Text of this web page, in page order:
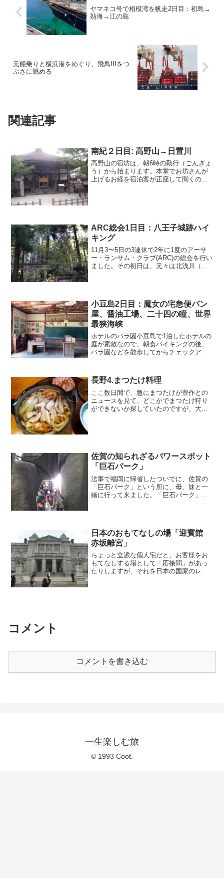
ヤマネコ号で相模湾を帆走2日目：初島→
熱海→江の島
元船乗りと横浜港をめぐり、飛鳥IIIをつ
ぶさに眺める
関連記事
南紀２日目: 高野山→日置川
高野山の宿坊は、朝6時の勤行（ごんぎょ
う）から始まります。本堂でお坊さんが
上げるお経を宿泊客が正座して聞くので
ARC総会1日目：八王子城跡ハイ
キング
11月3〜5日の3連休で2年に1度のアーサ
ー・ランサム・クラブ(ARC)の総会を行い
ました。その初日は、元々は北浅川（多
小豆島2日目：魔女の宅急便パン
屋、醤油工場、二十四の瞳、世界
最狭海峡
ホテルのバラ園小豆島で1泊したホテルの
庭が素敵なので、朝食バイキングの後、
バラ園などを散歩してからチェックアウ
渡れるようになるエンジェルロードを見
に行きました。下調べで...
長野4.まつたけ料理
ここ数日間で、急にまつたけが豊作との
ニュースを見て、どこかでまつたけ狩り
ができないか探していたのですが、大産
佐賀の知られざるパワースポット
「巨石パーク」
法事で福岡に帰省したついでに、佐賀の
「巨石パーク」という所に、母、妹と一
緒に行って来ました。￼「巨石パーク」と
日本のおもてなしの場「迎賓館
赤坂離宮」
ちょっと立派な個人宅だと、お客様をお
もてなしする場として「応接間」があっ
たりしますが、それを日本の国家のレベ
コメント
コメントを書き込む
一生楽しむ旅
© 1993 Coot.